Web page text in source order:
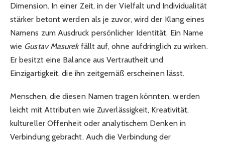
Dimension. In einer Zeit, in der Vielfalt und Individualität
stärker betont werden als je zuvor, wird der Klang eines
Namens zum Ausdruck persönlicher Identität. Ein Name
wie Gustav Masurekfällt auf, ohne aufdringlich zu wirken.
Er besitzt eine Balance aus Vertrautheit und
Einzigartigkeit, die ihn zeitgemäß erscheinen lässt.
Menschen, die diesen Namen tragen könnten, werden
leicht mit Attributen wie Zuverlässigkeit, Kreativität,
kultureller Offenheit oder analytischem Denken in
Verbindung gebracht. Auch die Verbindung der